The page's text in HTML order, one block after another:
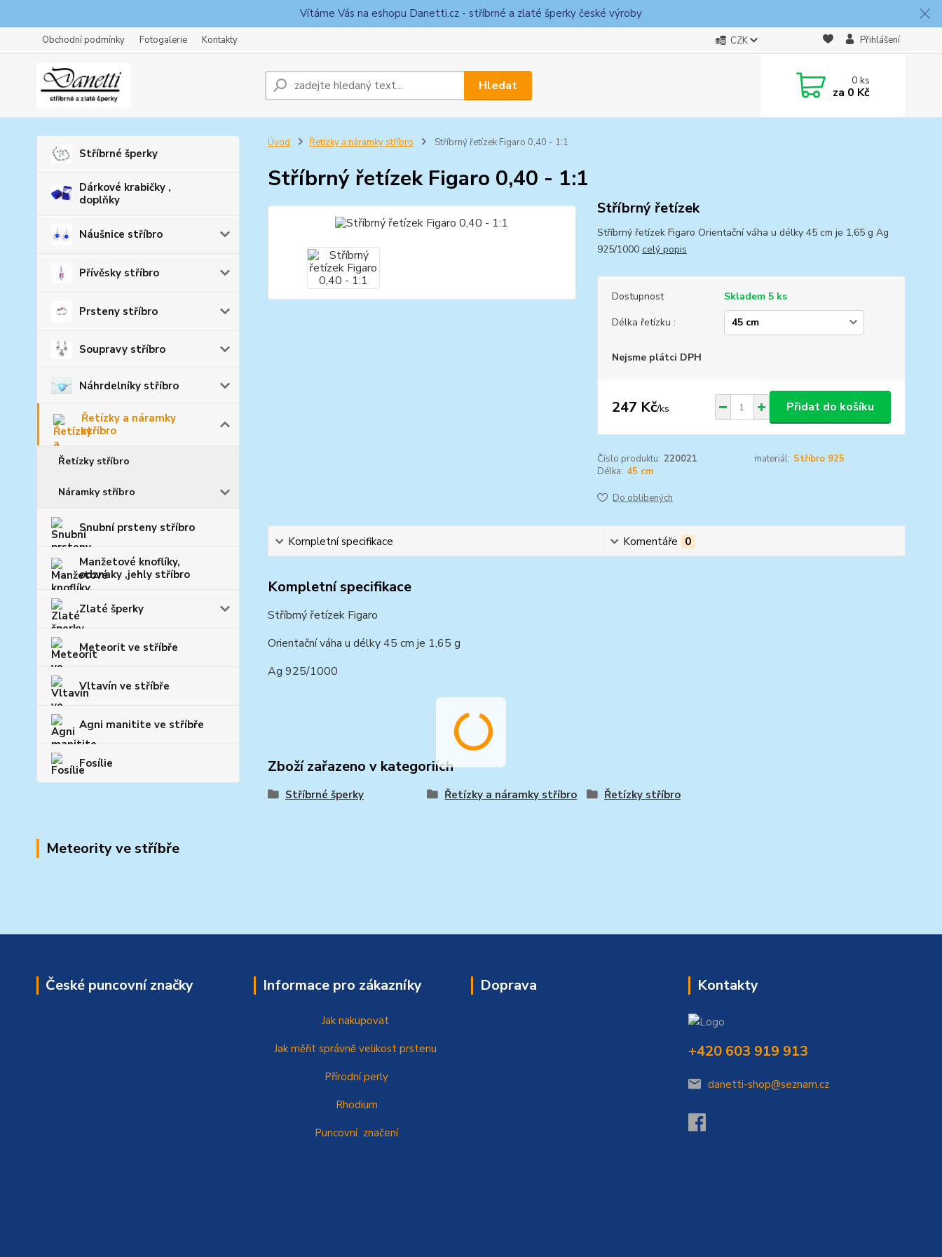
Vítáme Vás na eshopu Danetti.cz - stříbrné a zlaté šperky české výroby
Obchodní podmínky Fotogalerie Kontakty CZK Přihlášení
Hledat 0ks
za 0 Kč
Stříbrné šperky
Dárkové krabičky ,
doplňky
Náušnice stříbro
Přívěsky stříbro
Prsteny stříbro
Soupravy stříbro
Náhrdelníky stříbro
Řetízky a náramky
stříbro
Řetízky stříbro
Náramky stříbro
Snubní prsteny stříbro
Manžetové knoflíky,
odznaky ,jehly stříbro
Zlaté šperky
Meteorit ve stříbře
Vltavín ve stříbře
Agni manitite ve stříbře
Fosílie
Meteority ve stříbře
Úvod Řetízky a náramky stříbro Stříbrný řetízek Figaro 0,40 - 1:1
Stříbrný řetízek Figaro 0,40 - 1:1
Stříbrný řetízek
Stříbrný řetízek Figaro Orientační váha u délky 45 cm je 1,65 g Ag
925/1000 celý popis
Dostupnost
Skladem 5 ks
Délka řetízku :
Nejsme plátci DPH
247 Kč/ks Přidat do košíku
Číslo produktu: 220021 materiál: Stříbro 925
Délka: 45 cm
Do oblíbených
Kompletní specifikace Komentáře 0
Kompletní specifikace
Stříbrný řetízek Figaro
Orientační váha u délky 45 cm je 1,65 g
Ag 925/1000
Zboží zařazeno v kategoriích
Stříbrné šperky Řetízky a náramky stříbro Řetízky stříbro
České puncovní značky Informace pro zákazníky
Jak nakupovat
Jak měřit správněvelikost prstenu
Přírodní perly
Rhodium
Puncovní značení
Doprava Kontakty
+420 603 919 913
danetti-shop@seznam.cz